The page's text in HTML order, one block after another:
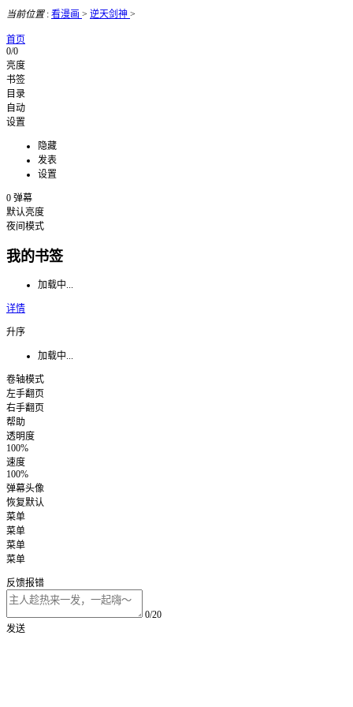
当前位置: 看漫画 > 逆天剑神 >
首页
0/0
亮度
书签
目录
自动
设置
隐藏
发表
设置
0 弹幕
默认亮度
夜间模式
我的书签
加载中...
详情
升序
加载中...
卷轴模式
左手翻页
右手翻页
帮助
透明度
100%
速度
100%
弹幕头像
恢复默认
菜单
菜单
菜单
菜单
反馈报错
0/20
发送